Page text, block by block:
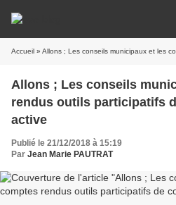
Accueil » Allons ; Les conseils municipaux et les comptes
Allons ; Les conseils municipaux et les comptes
rendus outils participatifs
active
Publié le 21/12/2018 à 15:19
Par Jean Marie PAUTRAT